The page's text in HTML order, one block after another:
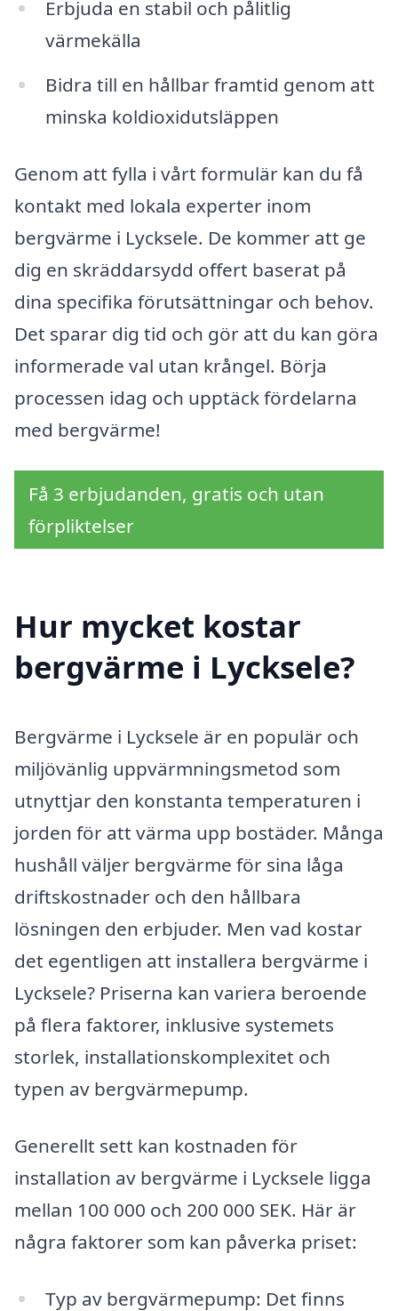
Erbjuda en stabil och pålitlig
värmekälla
Bidra till en hållbar framtid genom att
minska koldioxidutsläppen
Genom att fylla i vårt formulär kan du få
kontakt med lokala experter inom
bergvärme i Lycksele. De kommer att ge
dig en skräddarsydd offert baserat på
dina specifika förutsättningar och behov.
Det sparar dig tid och gör att du kan göra
informerade val utan krångel. Börja
processen idag och upptäck fördelarna
med bergvärme!
Få 3 erbjudanden, gratis och utan
förpliktelser
Hur mycket kostar
bergvärme i Lycksele?
Bergvärme i Lycksele är en populär och
miljövänlig uppvärmningsmetod som
utnyttjar den konstanta temperaturen i
jorden för att värma upp bostäder. Många
hushåll väljer bergvärme för sina låga
driftskostnader och den hållbara
lösningen den erbjuder. Men vad kostar
det egentligen att installera bergvärme i
Lycksele? Priserna kan variera beroende
på flera faktorer, inklusive systemets
storlek, installationskomplexitet och
typen av bergvärmepump.
Generellt sett kan kostnaden för
installation av bergvärme i Lycksele ligga
mellan 100 000 och 200 000 SEK. Här är
några faktorer som kan påverka priset:
Typ av bergvärmepump: Det finns